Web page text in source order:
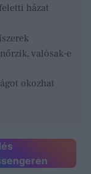
házat
valósak-e
okozhat